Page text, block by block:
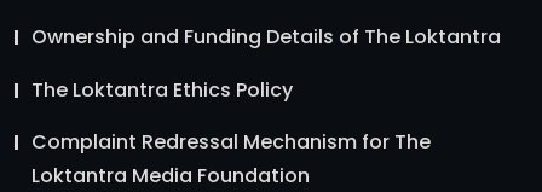
Ownership and Funding Details of The Loktantra
The Loktantra Ethics Policy
Complaint Redressal Mechanism for The
Loktantra Media Foundation